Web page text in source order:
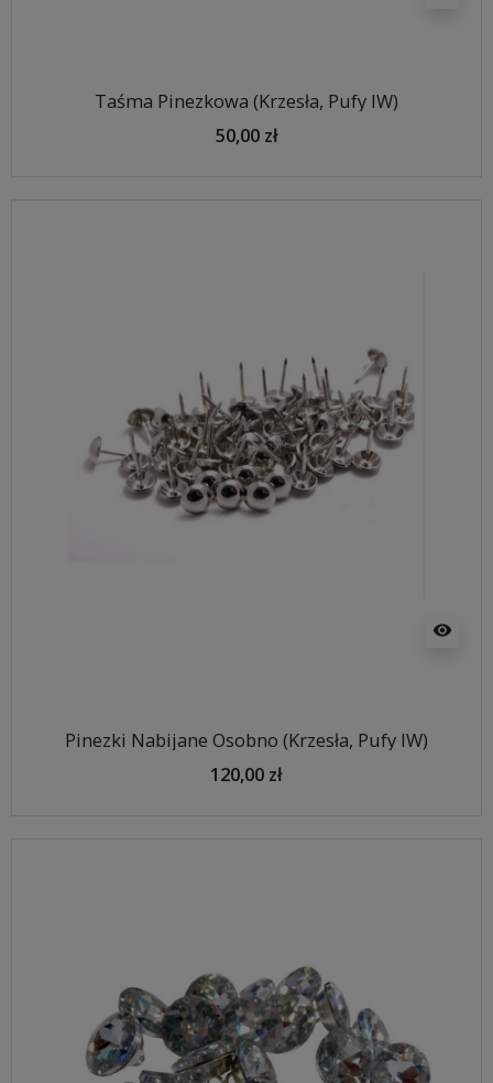
Taśma Pinezkowa (Krzesła, Pufy IW)
50,00 zł
visibility
Pinezki Nabijane Osobno (Krzesła, Pufy IW)
120,00 zł